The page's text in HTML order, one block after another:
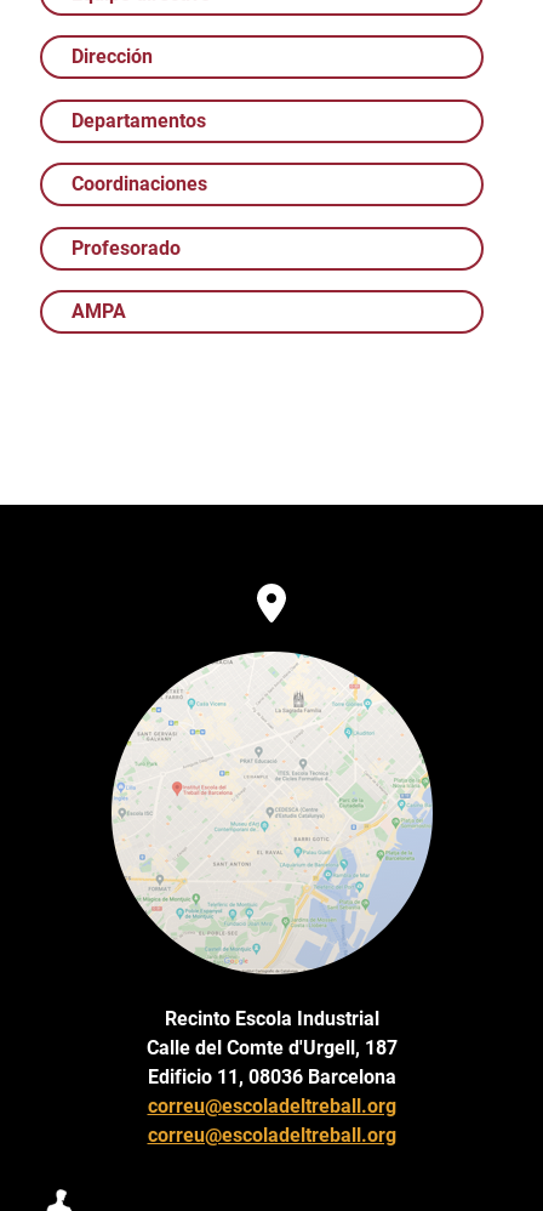
Dirección
Departamentos
Coordinaciones
Profesorado
AMPA
Recinto Escola Industrial
Calle del Comte d'Urgell, 187
Edificio 11, 08036 Barcelona
correu@escoladeltreball.org
correu@escoladeltreball.org